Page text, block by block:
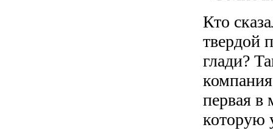
Кто
твердой
глади?
первая в
которую